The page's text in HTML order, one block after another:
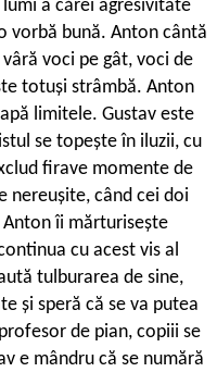
a cărei agresivitate
vorbă bună. Anton cântă
voci pe gât, voci de
totuși strâmbă. Anton
limitele. Gustav este
se topește în iluzii, cu
firave momente de
nereușite, când cei doi
îi mărturisește
cu acest vis al
tulburarea de sine,
și speră că se va putea
de pian, copiii se
e mândru că se numără